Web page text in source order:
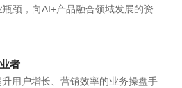
颈，向AI+产品融合领域发展的资
者
用户增长、营销效率的业务操盘手